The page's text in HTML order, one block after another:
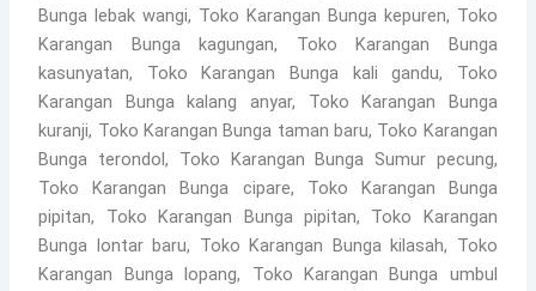
Bunga lebak wangi, Toko Karangan Bunga kepuren, Toko
Karangan Bunga kagungan, Toko Karangan Bunga
kasunyatan, Toko Karangan Bunga kali gandu, Toko
Karangan Bunga kalang anyar, Toko Karangan Bunga
kuranji, Toko Karangan Bunga taman baru, Toko Karangan
Bunga terondol, Toko Karangan Bunga Sumur pecung,
Toko Karangan Bunga cipare, Toko Karangan Bunga
pipitan, Toko Karangan Bunga pipitan, Toko Karangan
Bunga lontar baru, Toko Karangan Bunga kilasah, Toko
Karangan Bunga lopang, Toko Karangan Bunga umbul